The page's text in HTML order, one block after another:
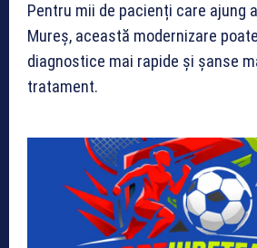
Pentru mii de pacienți care ajung
Mureș, această modernizare
diagnostice mai rapide și șanse
tratament.